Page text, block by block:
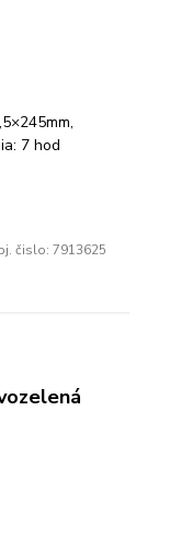
7 hod
čislo: 7913625